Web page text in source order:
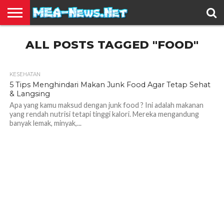
TERBARU
EDUKASI
HIBURAN
INSPIRASI
KESEHATAN
KULINER
OLAH
RAGA
OTOMOTIF
TRAVEL
JUAL
BELI
ALL POSTS TAGGED "FOOD"
KESEHATAN
5 Tips Menghindari Makan Junk Food Agar Tetap Sehat
& Langsing
Apa yang kamu maksud dengan junk food ? Ini adalah makanan
yang rendah nutrisi tetapi tinggi kalori. Mereka mengandung
banyak lemak, minyak,...